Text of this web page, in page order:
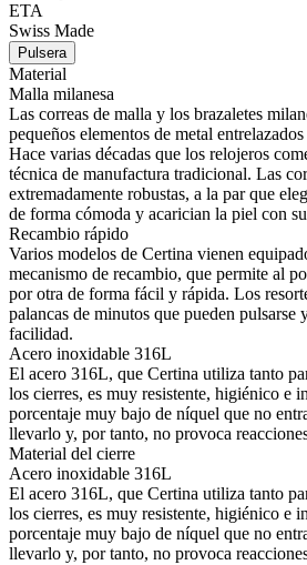
ETA
Swiss Made
Pulsera
Material
Malla milanesa
Las correas de malla y los brazaletes
pequeños elementos de metal
Hace varias décadas que los relojeros
técnica de manufactura tradicional. Las
extremadamente robustas, a la par que
de forma cómoda y acarician la piel con
Recambio rápido
Varios modelos de Certina vienen
mecanismo de recambio, que permite al
por otra de forma fácil y rápida. Los
palancas de minutos que pueden pulsarse
facilidad.
Acero inoxidable 316L
El acero 316L, que Certina utiliza tanto
los cierres, es muy resistente, higiénico e
porcentaje muy bajo de níquel que no
llevarlo y, por tanto, no provoca
Material del cierre
Acero inoxidable 316L
El acero 316L, que Certina utiliza tanto
los cierres, es muy resistente, higiénico e
porcentaje muy bajo de níquel que no
llevarlo y, por tanto, no provoca